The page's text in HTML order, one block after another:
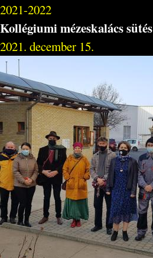
2021-2022
Kollégiumi mézeskalács sütés
2021. december 15.